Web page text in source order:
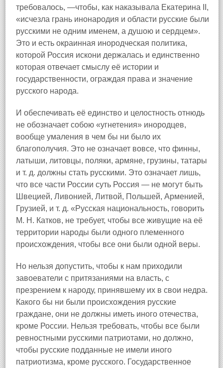
требовалось, —чтобы, как наказывала Екатерина II,
«исчезла грань инонародия и области русские были
русскими не одним именем, а душою и сердцем».
Это и есть окраинная инородческая политика,
которой Россия искони держалась и единственно
которая отвечает смыслу её истории и
государственности, ограждая права и значение
русского народа.
И обеспечивать её единство и целостность отнюдь
не обозначает собою «угнетения» инородцев,
вообще умаления в чем бы ни было их
благополучия. Это не означает вовсе, что финны,
латыши, литовцы, поляки, армяне, грузины, татары
и т. д. должны стать русскими. Это означает лишь,
что все части России суть Россия — не могут быть
Швецией, Ливонией, Литвой, Польшей, Арменией,
Грузией, и т. д. «Русская национальность, говорить
М. Н. Катков, не требует, чтобы все живущие на её
территории народы были одного племенного
происхождения, чтобы все они были одной веры.
Но нельзя допустить, чтобы к нам приходили
завоеватели с притязаниями на власть, с
презрением к народу, принявшему их в свои недра.
Какого бы ни были происхождения русские
граждане, они не должны иметь иного отечества,
кроме России. Нельзя требовать, чтобы все были
ревностными русскими патриотами, но должно,
чтобы русские подданные не имели иного
патриотизма, кроме русского. Государственное